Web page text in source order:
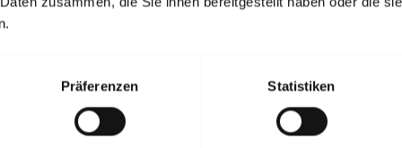
Präferenzen Statistiken
Komfort,